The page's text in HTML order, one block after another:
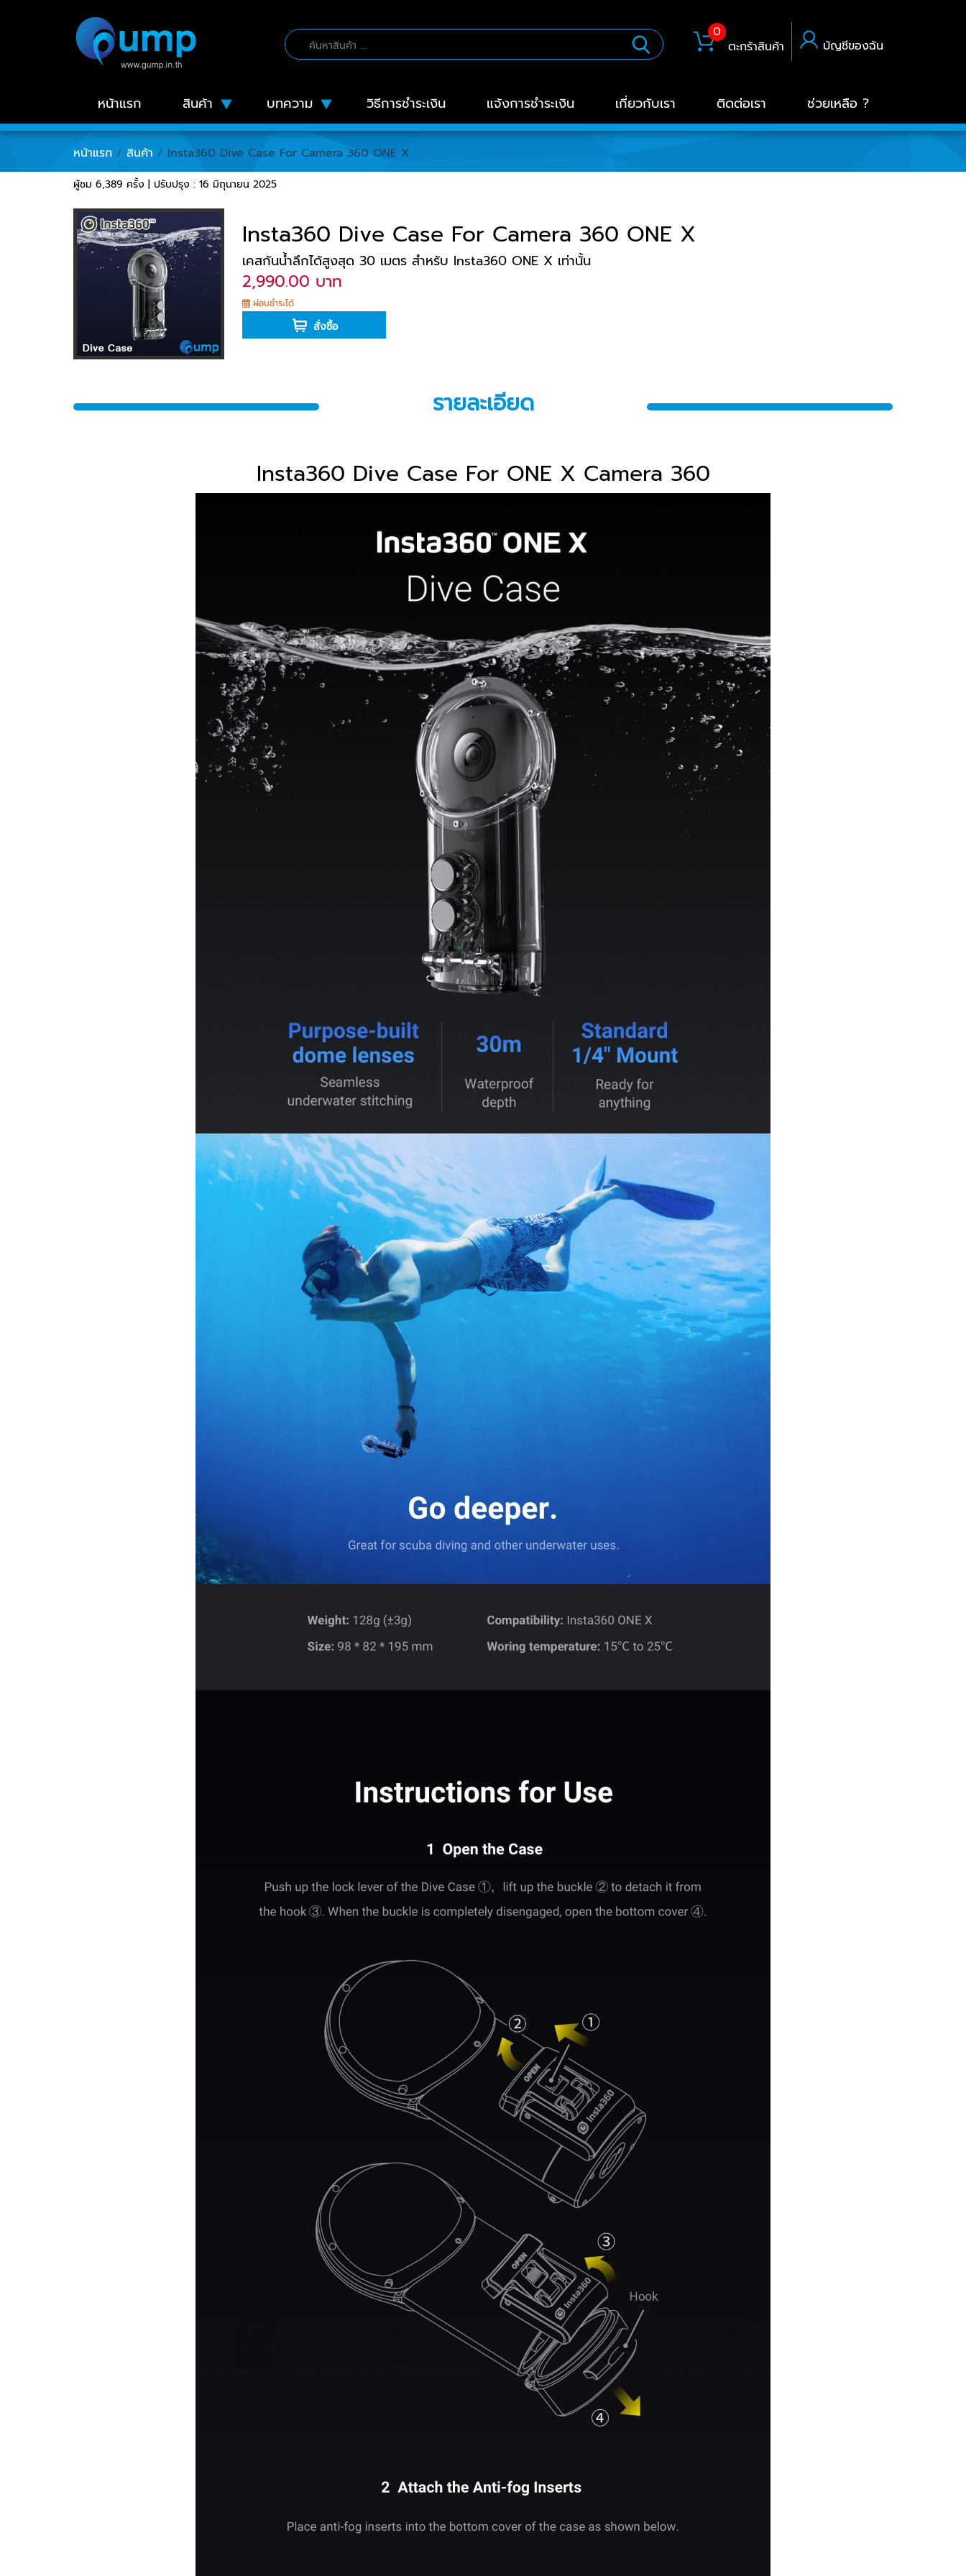
0
ตะกร้าสินค้า
บัญชีของฉัน
หน้าแรก สินค้า บทความ วิธีการชำระเงิน แจ้งการชำระเงิน เกี่ยวกับเรา ติดต่อเรา ช่วยเหลือ ?
หน้าแรก / สินค้า / Insta360 Dive Case For Camera 360 ONE X
ผู้ชม 6,389 ครั้ง | ปรับปรุง : 16 มิถุนายน 2025
Insta360 Dive Case For Camera 360 ONE X
เคสกันน้ำลึกได้สูงสุด 30 เมตร สำหรับ Insta360 ONE X เท่านั้น
2,990.00 บาท
ผ่อนชำระได้
สั่งซื้อ
รายละเอียด
Insta360 Dive Case For ONE X Camera 360